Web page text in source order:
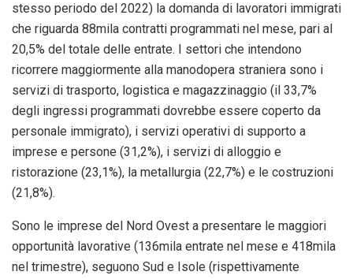
stesso periodo del 2022) la domanda di lavoratori immigrati
che riguarda 88mila contratti programmati nel mese, pari al
20,5% del totale delle entrate. I settori che intendono
ricorrere maggiormente alla manodopera straniera sono i
servizi di trasporto, logistica e magazzinaggio (il 33,7%
degli ingressi programmati dovrebbe essere coperto da
personale immigrato), i servizi operativi di supporto a
imprese e persone (31,2%), i servizi di alloggio e
ristorazione (23,1%), la metallurgia (22,7%) e le costruzioni
(21,8%).
Sono le imprese del Nord Ovest a presentare le maggiori
opportunità lavorative (136mila entrate nel mese e 418mila
nel trimestre), seguono Sud e Isole (rispettivamente